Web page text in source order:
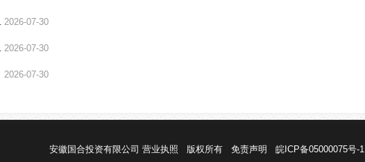
2026-07-30
2026-07-30
2026-07-30
安徽国合投资有限公司 营业执照 版权所有 免责声明 皖ICP备05000075号-1